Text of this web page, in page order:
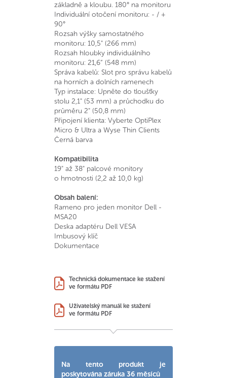
základně a kloubu. 180° na monitoru
Individuální otočení monitoru: - / +
90°
Rozsah výšky samostatného
monitoru: 10,5" (266 mm)
Rozsah hloubky individuálního
monitoru: 21,6” (548 mm)
Správa kabelů: Slot pro správu kabelů
na horních a dolních ramenech
Typ instalace: Upněte do tloušťky
stolu 2,1" (53 mm) a průchodku do
průměru 2" (50,8 mm)
Připojení klienta: Vyberte OptiPlex
Micro & Ultra a Wyse Thin Clients
Černá barva
Kompatibilita
19" až 38" palcové monitory
o hmotnosti (2,2 až 10,0 kg)
Obsah balení:
Rameno pro jeden monitor Dell -
MSA20
Deska adaptéru Dell VESA
Imbusový klíč
Dokumentace
Technická dokumentace ke stažení
ve formátu PDF
Uživatelský manuál ke stažení
ve formátu PDF
Na tento produkt je
poskytována záruka 36 měsíců